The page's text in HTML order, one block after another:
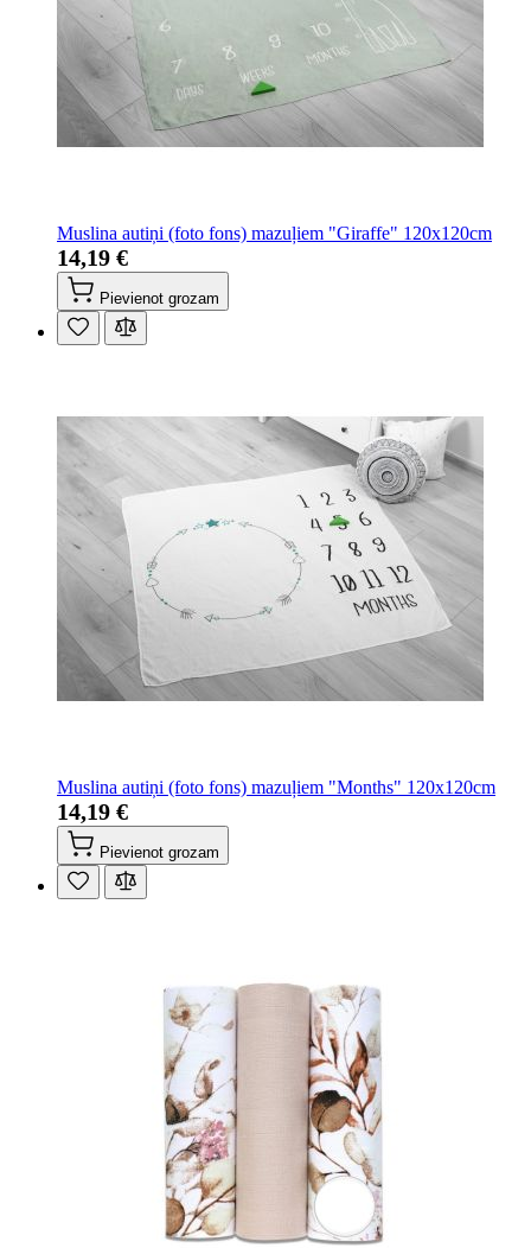
Muslina autiņi (foto fons) mazuļiem "Giraffe" 120x120cm
14,19 €
Pievienot grozam
Muslina autiņi (foto fons) mazuļiem "Months" 120x120cm
14,19 €
Pievienot grozam